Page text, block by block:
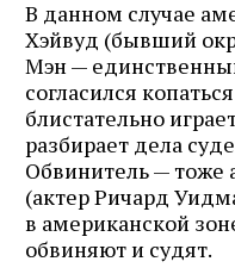
В данном случае
Хэйвуд (бывший
Мэн —
согласился
блистательно
разбирает дела
Обвинитель — тоже
(актер Ричард
в американской
обвиняют и судят.